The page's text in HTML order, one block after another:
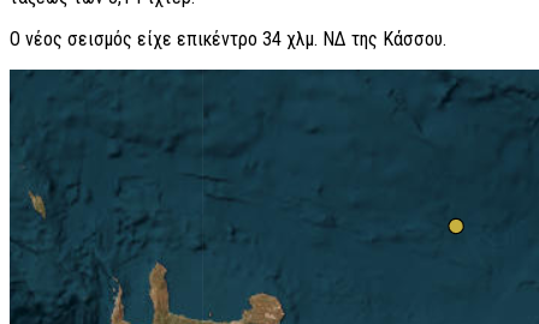
Ο νέος σεισμός είχε επικέντρο 34 χλμ. ΝΔ της Κάσσου.